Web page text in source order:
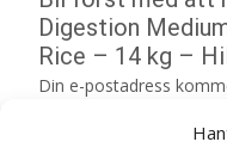
Digestion
Rice – 14 kg –
Din e-postadress